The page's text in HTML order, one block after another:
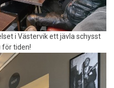
i Västervik ett jävla schysst
för tiden!